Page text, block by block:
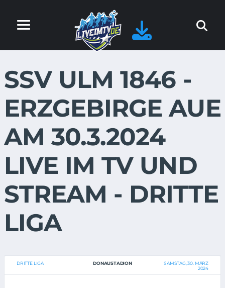
SSV ULM 1846 -
ERZGEBIRGE AUE
AM 30.3.2024
LIVE IM TV UND
STREAM - DRITTE
LIGA
DRITTE LIGA DONAUSTADION
SAMSTAG, 30. MÄRZ
2024